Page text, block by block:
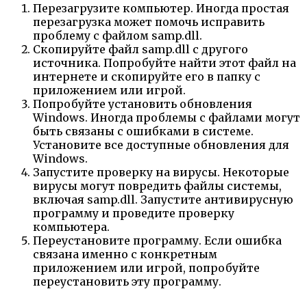
Перезагрузите компьютер. Иногда простая
перезагрузка может помочь исправить
проблему с файлом samp.dll.
Скопируйте файл samp.dll с другого
источника. Попробуйте найти этот файл на
интернете и скопируйте его в папку с
приложением или игрой.
Попробуйте установить обновления
Windows. Иногда проблемы с файлами могут
быть связаны с ошибками в системе.
Установите все доступные обновления для
Windows.
Запустите проверку на вирусы. Некоторые
вирусы могут повредить файлы системы,
включая samp.dll. Запустите антивирусную
программу и проведите проверку
компьютера.
Переустановите программу. Если ошибка
связана именно с конкретным
приложением или игрой, попробуйте
переустановить эту программу.